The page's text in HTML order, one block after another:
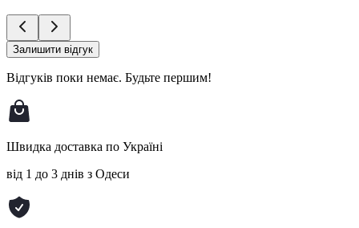
Залишити відгук
Відгуків поки немає. Будьте першим!
Швидка доставка по Україні
від 1 до 3 днів з Одеси